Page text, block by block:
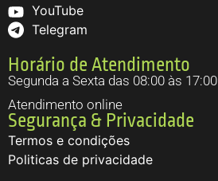
YouTube
Telegram
Horário de Atendimento
Segunda a Sexta das 08:00 às 17:00
Atendimento online
Segurança & Privacidade
Termos e condições
Politicas de privacidade